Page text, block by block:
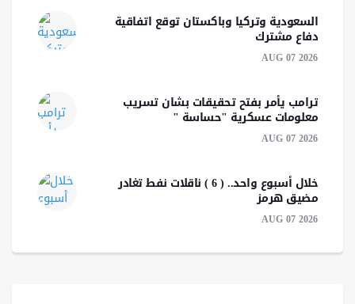
السعودية وتركيا وباكستان توقع اتفاقية
دفاع مشترك
AUG 07 2026
ترامب يأمر بفتح تحقيقات بشان تسريب
معلومات عسكرية "حساسة "
AUG 07 2026
خلال أسبوع واحد.. ( 6 ) ناقلات نفط تغادر
مضيق هرمز
AUG 07 2026